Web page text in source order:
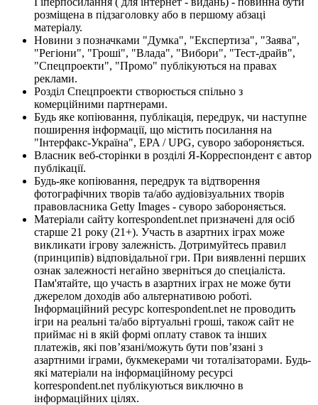
розміщена в підзаголовку або в першому абзаці
матеріалу.
Новини з позначками "Думка", "Експертиза", "Заява",
"Регіони", "Гроші", "Влада", "Вибори", "Тест-драйв",
"Спецпроекти", "Промо" публікуються на правах
реклами.
Розділ Спецпроекти створюється спільно з
комерційними партнерами.
Будь яке копіювання, публікація, передрук, чи наступне
поширення інформації, що містить посилання на
"Інтерфакс-Україна", EPA / UPG, суворо забороняється.
Власник веб-сторінки в розділі Я-Корреспондент є автор
публікації.
Будь-яке копіювання, передрук та відтворення
фотографічних творів та/або аудіовізуальних творів
правовласника Getty Images - суворо забороняється.
Матеріали сайту korrespondent.net призначені для осіб
старше 21 року (21+). Участь в азартних іграх може
викликати ігрову залежність. Дотримуйтесь правил
(принципів) відповідальної гри. При виявленні перших
ознак залежності негайно зверніться до спеціаліста.
Пам'ятайте, що участь в азартних іграх не може бути
джерелом доходів або альтернативою роботі.
Інформаційний ресурс korrespondent.net не проводить
ігри на реальні та/або віртуальні гроші, також сайт не
приймає ні в якій формі оплату ставок та інших
платежів, які пов’язані/можуть бути пов’язані з
азартними іграми, букмекерами чи тоталізаторами. Будь-
які матеріали на інформаційному ресурсі
korrespondent.net публікуються виключно в
інформаційних цілях.